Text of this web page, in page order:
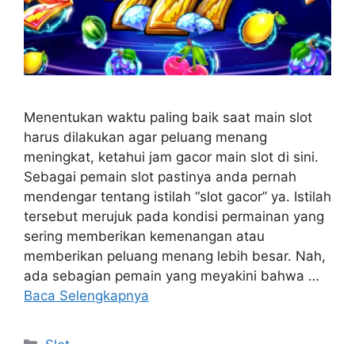
Menentukan waktu paling baik saat main slot
harus dilakukan agar peluang menang
meningkat, ketahui jam gacor main slot di sini.
Sebagai pemain slot pastinya anda pernah
mendengar tentang istilah “slot gacor” ya. Istilah
tersebut merujuk pada kondisi permainan yang
sering memberikan kemenangan atau
memberikan peluang menang lebih besar. Nah,
ada sebagian pemain yang meyakini bahwa …
Baca Selengkapnya